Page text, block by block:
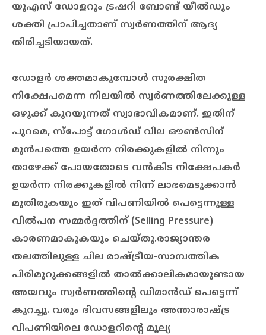
യുഎസ് ഡോളറും ട്രഷറി ബോണ്ട് യീൽഡും
ശക്തി പ്രാപിച്ചതാണ് സ്വർണത്തിന് ആദ്യ
തിരിച്ചടിയായത്.
ഡോളർ ശക്തമാകുമ്പോൾ സുരക്ഷിത
നിക്ഷേപമെന്ന നിലയിൽ സ്വർണത്തിലേക്കുള്ള
ഒഴുക്ക് കുറയുന്നത് സ്വാഭാവികമാണ്. ഇതിന്
പുറമെ, സ്പോട്ട് ഗോൾഡ് വില ഔൺസിന്
മുൻപത്തെ ഉയർന്ന നിരക്കുകളിൽ നിന്നും
താഴേക്ക് പോയതോടെ വൻകിട നിക്ഷേപകർ
ഉയർന്ന നിരക്കുകളിൽ നിന്ന് ലാഭമെടുക്കാൻ
മുതിരുകയും ഇത് വിപണിയിൽ പെട്ടെന്നുള്ള
വിൽപന സമ്മർദ്ദത്തിന് (Selling Pressure)
കാരണമാകുകയും ചെയ്തു.രാജ്യാന്തര
തലത്തിലുള്ള ചില രാഷ്ട്രീയ-സാമ്പത്തിക
പിരിമുറുക്കങ്ങളിൽ താൽക്കാലികമായുണ്ടായ
അയവും സ്വർണത്തിന്റെ ഡിമാൻഡ് പെട്ടെന്ന്
കുറച്ചു. വരും ദിവസങ്ങളിലും അന്താരാഷ്ട്ര
വിപണിയിലെ ഡോളറിന്റെ മൂല്യ